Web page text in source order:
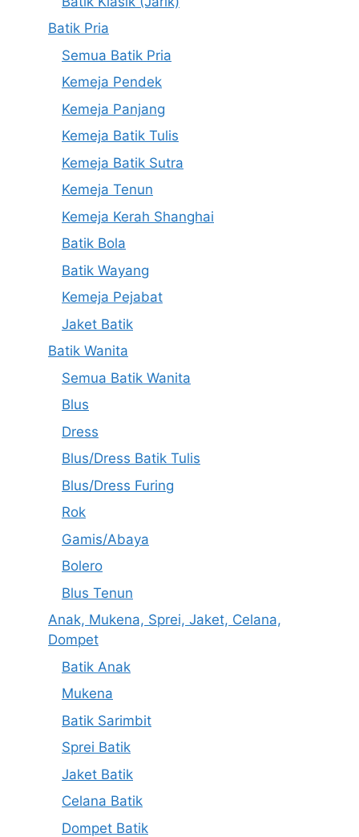
Batik Pria
Semua Batik Pria
Kemeja Pendek
Kemeja Panjang
Kemeja Batik Tulis
Kemeja Batik Sutra
Kemeja Tenun
Kemeja Kerah Shanghai
Batik Bola
Batik Wayang
Kemeja Pejabat
Jaket Batik
Batik Wanita
Semua Batik Wanita
Blus
Dress
Blus/Dress Batik Tulis
Blus/Dress Furing
Rok
Gamis/Abaya
Bolero
Blus Tenun
Anak, Mukena, Sprei, Jaket, Celana,
Dompet
Batik Anak
Mukena
Batik Sarimbit
Sprei Batik
Jaket Batik
Celana Batik
Dompet Batik